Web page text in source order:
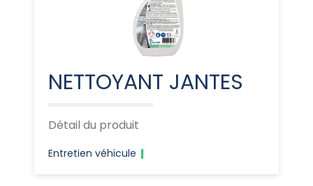
NETTOYANT JANTES
Détail du produit
Entretien véhicule